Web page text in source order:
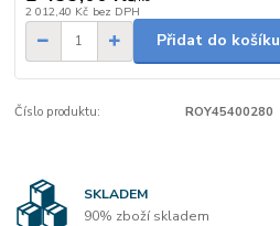
2 012,40 Kč bez DPH
Přidat do košíku
Číslo produktu: ROY45400280
SKLADEM
90% zboží skladem